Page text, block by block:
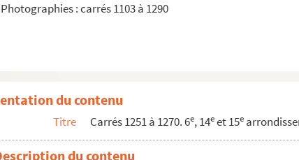
: carrés 1103 à 1290
: feuille 69, carrés 1251 à 1270
du contenu
Titre Carrés 1251 à 1270. 6e, 14eet 15e
du contenu